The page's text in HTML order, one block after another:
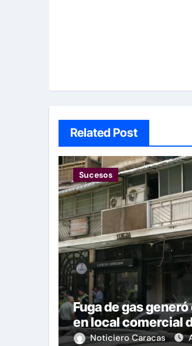
Related Post
Sucesos
Fuga de gas
en local comercial
Noticiero Caracas